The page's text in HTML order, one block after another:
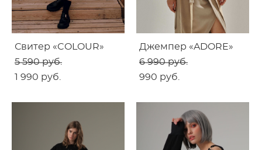
Свитер «COLOUR»
5 590 pуб.
1 990 pуб.
Джемпер «ADORE»
6 990 pуб.
990 pуб.